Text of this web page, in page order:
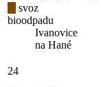
svoz
bioodpadu
Ivanovice
na Hané
24